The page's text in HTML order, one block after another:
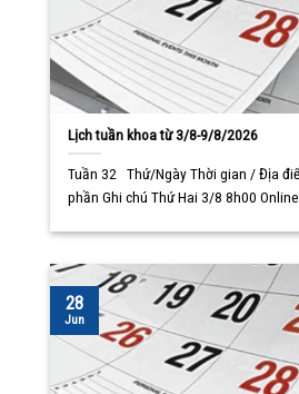
Lịch tuần khoa từ 3/8-9/8/2026
Tuần 32 Thứ/Ngày Thời gian / Địa
phần Ghi chú Thứ Hai 3/8 8h00 Online
28
Jun